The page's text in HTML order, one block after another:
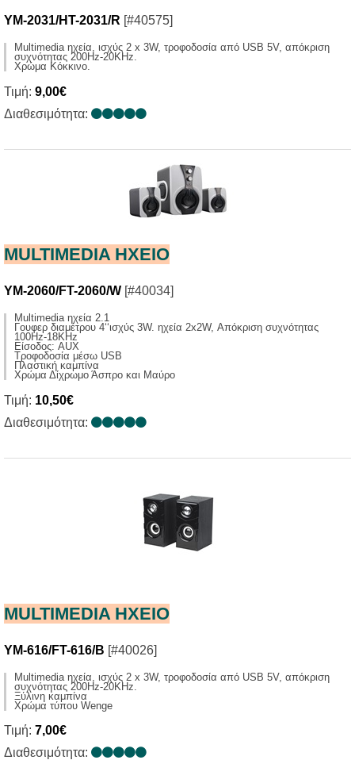
YM-2031/HT-2031/R [#40575]
Multimedia ηχεία, ισχύς 2 x 3W, τροφοδοσία από USB 5V, απόκριση
συχνότητας 200Ηz-20KHz.
Χρώμα Κόκκινο.
Τιμή: 9,00€
Διαθεσιμότητα:
MULTIMEDIA HXΕΙΟ
YM-2060/FT-2060/W [#40034]
Multimedia ηχεία 2.1
Γουφερ διαμέτρου 4‘‘ισχύς 3W. ηχεία 2x2W, Απόκριση συχνότητας
100Hz-18KHz
Είσοδος: AUX
Τροφοδοσία μέσω USB
Πλαστική καμπίνα
Χρώμα Δίχρωμο Άσπρο και Μαύρο
Τιμή: 10,50€
Διαθεσιμότητα:
MULTIMEDIA HXΕΙΟ
YM-616/FT-616/B [#40026]
Multimedia ηχεία, ισχύς 2 x 3W, τροφοδοσία από USB 5V, απόκριση
συχνότητας 200Ηz-20KHz.
Ξύλινη καμπίνα
Χρώμα τύπου Wenge
Τιμή: 7,00€
Διαθεσιμότητα: